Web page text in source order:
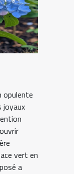
opulente
joyaux
vert en
a